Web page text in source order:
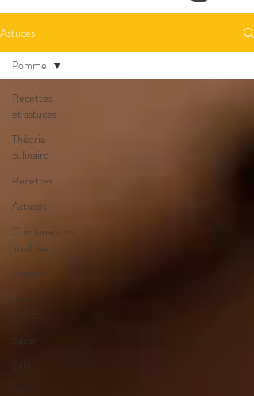
Astuces
Recettes
et astuces
Théorie
culinaire
Recettes
Astuces
Combinaisons
insolites
Dessert
Dent
sucrée
Sazón
Salé
Pomme